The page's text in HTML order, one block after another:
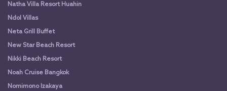
Natha Villa Resort Huahin
Ndol Villas
Neta Grill Buffet
New Star Beach Resort
Nikki Beach Resort
Noah Cruise Bangkok
Nomimono Izakaya